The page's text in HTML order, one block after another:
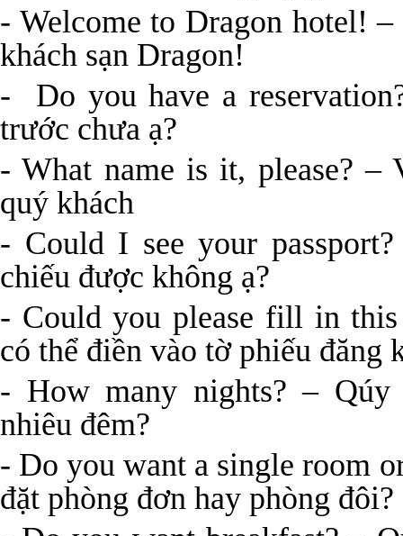
- Welcome to Dragon hotel!
khách sạn Dragon!
- Do you have a
trước chưa ạ?
- What name is it, please?
quý khách
- Could I see your
chiếu được không ạ?
- Could you please fill in
có thể điền vào tờ phiếu đăng
- How many nights? – Qúy
nhiêu đêm?
- Do you want a single room
đặt phòng đơn hay phòng đôi?